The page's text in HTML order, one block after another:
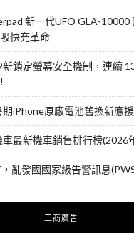
新一代UFO GLA-10000
快充革命
鎖定螢幕安全機制，連續
iPhone原廠電池舊換新應
最新機車銷售排行榜(2026
亂發國國家級告警訊息
工商廣告